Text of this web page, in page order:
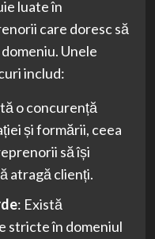
luate în
care doresc să
Unele
includ:
o concurență
și formării, ceea
să își
atragă clienți.
: Există
stricte în domeniul